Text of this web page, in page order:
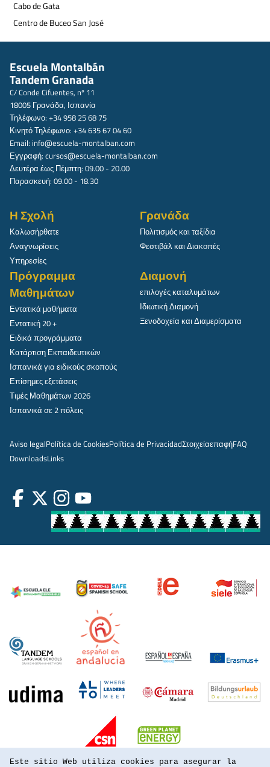
Cabo de Gata
Centro de Buceo San José
Escuela Montalbán
Tandem Granada
C/ Conde Cifuentes, nº 11
18005 Γρανάδα, Ισπανία
Τηλέφωνο: +34 958 25 68 75
Κινητό Τηλέφωνο: +34 635 67 04 60
Email: info@escuela-montalban.com
Εγγραφή: cursos@escuela-montalban.com
Δευτέρα έως Πέμπτη: 09.00 - 20.00
Παρασκευή: 09.00 - 18.30
Η Σχολή
Καλωσήρθατε
Αναγνωρίσεις
Υπηρεσίες
Γρανάδα
Πολιτισμός και ταξίδια
Φεστιβάλ και Διακοπές
Πρόγραμμα
Μαθημάτων
Εντατικά μαθήματα
Εντατική 20 +
Ειδικά προγράμματα
Κατάρτιση Εκπαιδευτικών
Ισπανικά για ειδικούς σκοπούς
Επίσημες εξετάσεις
Τιμές Μαθημάτων 2026
Ισπανικά σε 2 πόλεις
Διαμονή
επιλογές καταλυμάτων
Ιδιωτική Διαμονή
Ξενοδοχεία και Διαμερίσματα
Aviso legalPolítica de CookiesPolítica de PrivacidadΣτοιχείαεπαφήFAQ
DownloadsLinks
Este sitio Web utiliza cookies para asegurar la